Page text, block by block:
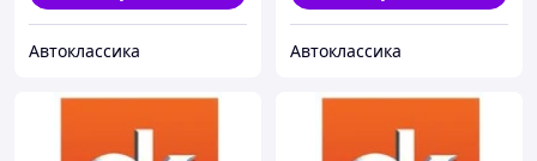
Автоклассика Автоклассика